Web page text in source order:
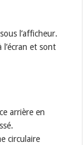
l’afficheur.
l’écran et sont
arrière en
circulaire